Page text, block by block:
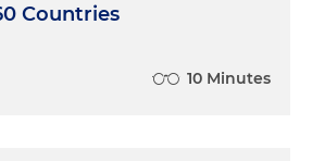
Countries
10 Minutes